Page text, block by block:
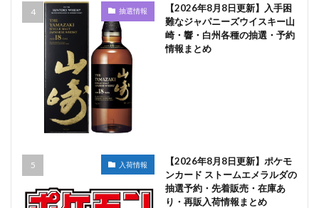
抽選情報
【2026年8月8日更新】入手困
難なジャパニーズウイスキー山
崎・響・白州各種の抽選・予約
情報まとめ
入荷情報
【2026年8月8日更新】ポケモ
ンカード ストームエメラルダの
抽選予約・先着販売・在庫あ
り・再販入荷情報まとめ